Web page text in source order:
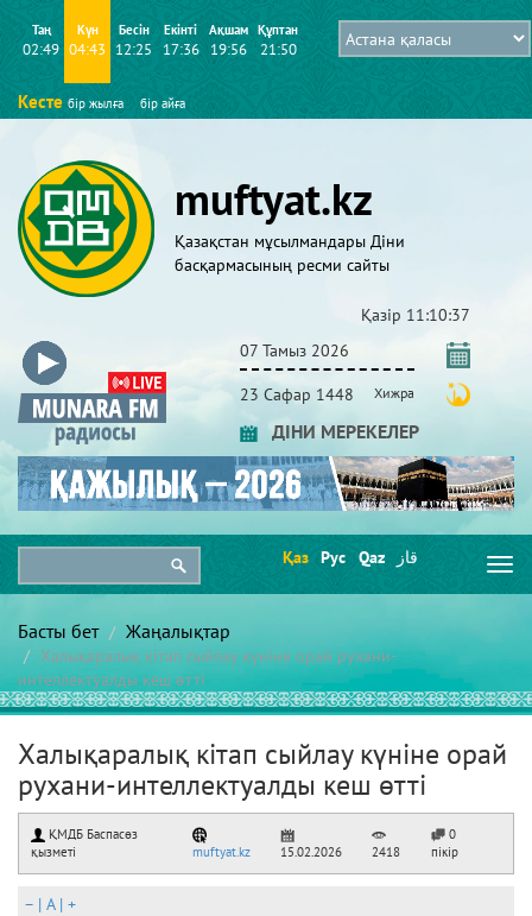
Таң
02:49
Күн
04:43
Бесін
12:25
Екінті
17:36
Ақшам
19:56
Құптан
21:50
Кесте бір жылға бір айға
muftyat.kz
Қазақстан мұсылмандары Діни
басқармасының ресми сайты
Қазір 11:10:38
07 Тамыз 2026
23 Сафар 1448 Хижра
ДІНИ МЕРЕКЕЛЕР
Қаз Рус Qaz قاز
Басты бет Жаңалықтар
Халықаралық кітап сыйлау күніне орай рухани-
интеллектуалды кеш өтті
Халықаралық кітап сыйлау күніне орай
рухани-интеллектуалды кеш өтті
ҚМДБ Баспасөз
қызметі
muftyat.kz 15.02.2026 2418
0
пікір
– | A| +